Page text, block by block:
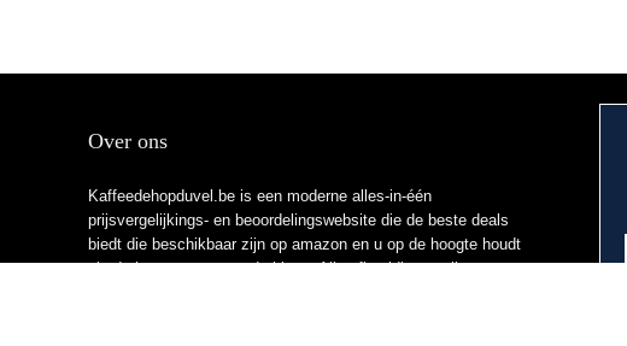
Over ons
Kaffeedehopduvel.be is een moderne alles-in-één
prijsvergelijkings- en beoordelingswebsite die de beste deals
biedt die beschikbaar zijn op amazon en u op de hoogte houdt
via de laatst toegevoegde blogs. Alle afbeeldingen zijn